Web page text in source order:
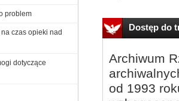
Dostęp do
Archiwum
od 1993
problem
czas opieki nad
dotyczące